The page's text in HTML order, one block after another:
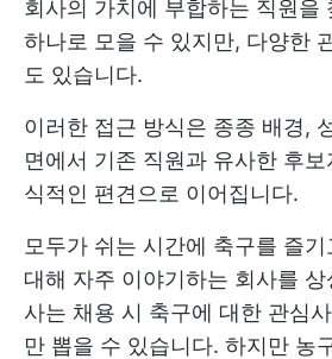
회사의 가치에 부합하는 직원을
하나로 모을 수 있지만, 다양한
도 있습니다.
이러한 접근 방식은 종종 배경,
면에서 기존 직원과 유사한 후
식적인 편견으로 이어집니다.
모두가 쉬는 시간에 축구를 즐
대해 자주 이야기하는 회사를
사는 채용 시 축구에 대한 관심
만 뽑을 수 있습니다. 하지만 농